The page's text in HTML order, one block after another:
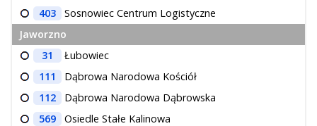
403
Sosnowiec Centrum Logistyczne
Jaworzno
31
Łubowiec
111
Dąbrowa Narodowa Kościół
112
Dąbrowa Narodowa Dąbrowska
569
Osiedle Stałe Kalinowa